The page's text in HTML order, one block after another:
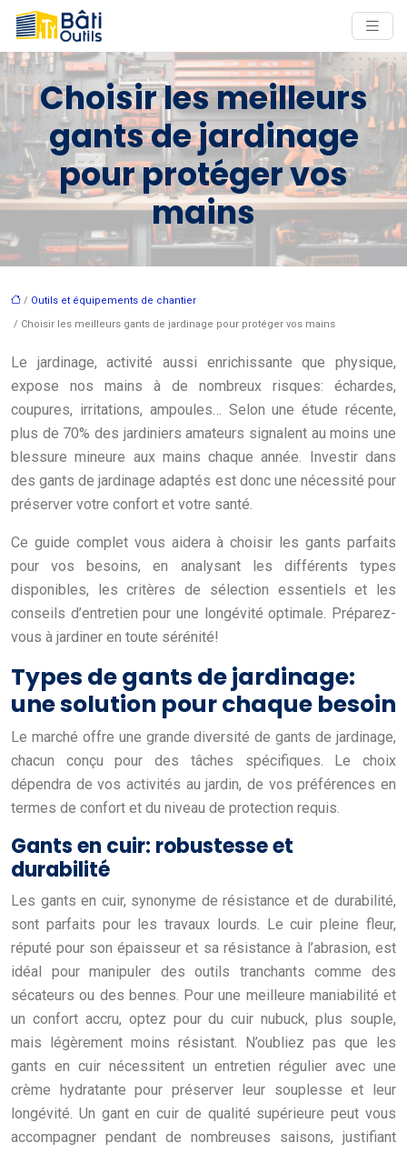
Choisir les meilleurs
gants de jardinage
pour protéger vos
mains
/ Outils et équipements de chantier
/ Choisir les meilleurs gants de jardinage pour protéger vos mains
Le jardinage, activité aussi enrichissante que physique,
expose nos mains à de nombreux risques: échardes,
coupures, irritations, ampoules… Selon une étude récente,
plus de 70% des jardiniers amateurs signalent au moins une
blessure mineure aux mains chaque année. Investir dans
des gants de jardinage adaptés est donc une nécessité pour
préserver votre confort et votre santé.
Ce guide complet vous aidera à choisir les gants parfaits
pour vos besoins, en analysant les différents types
disponibles, les critères de sélection essentiels et les
conseils d’entretien pour une longévité optimale. Préparez-
vous à jardiner en toute sérénité!
Types de gants de jardinage:
une solution pour chaque besoin
Le marché offre une grande diversité de gants de jardinage,
chacun conçu pour des tâches spécifiques. Le choix
dépendra de vos activités au jardin, de vos préférences en
termes de confort et du niveau de protection requis.
Gants en cuir: robustesse et
durabilité
Les gants en cuir, synonyme de résistance et de durabilité,
sont parfaits pour les travaux lourds. Le cuir pleine fleur,
réputé pour son épaisseur et sa résistance à l’abrasion, est
idéal pour manipuler des outils tranchants comme des
sécateurs ou des bennes. Pour une meilleure maniabilité et
un confort accru, optez pour du cuir nubuck, plus souple,
mais légèrement moins résistant. N’oubliez pas que les
gants en cuir nécessitent un entretien régulier avec une
crème hydratante pour préserver leur souplesse et leur
longévité. Un gant en cuir de qualité supérieure peut vous
accompagner pendant de nombreuses saisons, justifiant